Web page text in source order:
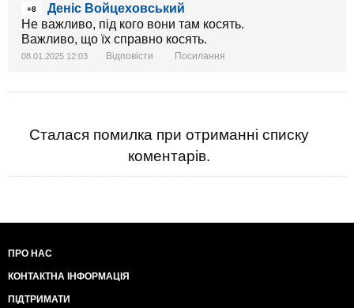
+8
Деніс Войцеховський
Не важливо, під кого вони там косять.
Важливо, що їх справно косять.
08.01.2025 12:03 Відповісти Посилання
Сталася помилка при отриманні списку
коментарів.
ПРО НАС
КОНТАКТНА ІНФОРМАЦІЯ
ПІДТРИМАТИ